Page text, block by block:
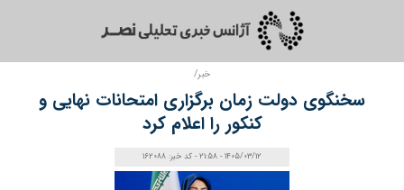
خبر/
سخنگوی دولت زمان برگزاری امتحانات نهایی و
کنکور را اعلام کرد
1405/03/12 - 21:58 - کد خبر: 162088